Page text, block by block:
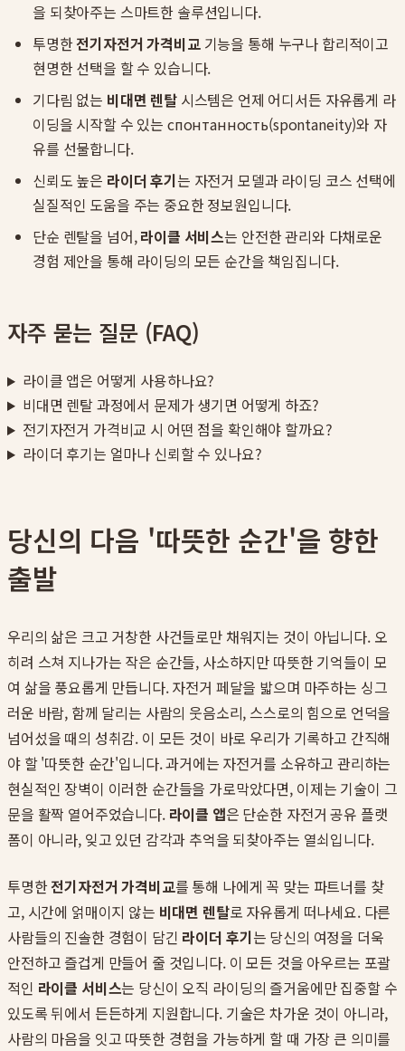
을 되찾아주는 스마트한 솔루션입니다.
투명한전기자전거 가격비교기능을 통해 누구나 합리적이고
현명한 선택을 할 수 있습니다.
기다림 없는 비대면 렌탈시스템은 언제 어디서든 자유롭게 라
이딩을 시작할 수 있는 спонтанность(spontaneity)와 자
유를 선물합니다.
신뢰도 높은 라이더 후기는 자전거 모델과 라이딩 코스 선택에
실질적인 도움을 주는 중요한 정보원입니다.
단순 렌탈을 넘어,라이클 서비스는 안전한 관리와 다채로운
경험 제안을 통해 라이딩의 모든 순간을 책임집니다.
자주 묻는 질문 (FAQ)
라이클 앱은 어떻게 사용하나요?
비대면 렌탈 과정에서 문제가 생기면 어떻게 하죠?
전기자전거 가격비교 시 어떤 점을 확인해야 할까요?
라이더 후기는 얼마나 신뢰할 수 있나요?
당신의 다음 '따뜻한 순간'을 향한
출발
우리의 삶은 크고 거창한 사건들로만 채워지는 것이 아닙니다. 오
히려 스쳐 지나가는 작은 순간들, 사소하지만 따뜻한 기억들이 모
여 삶을 풍요롭게 만듭니다. 자전거 페달을 밟으며 마주하는 싱그
러운 바람, 함께 달리는 사람의 웃음소리, 스스로의 힘으로 언덕을
넘어섰을 때의 성취감. 이 모든 것이 바로 우리가 기록하고 간직해
야 할 '따뜻한 순간'입니다. 과거에는 자전거를 소유하고 관리하는
현실적인 장벽이 이러한 순간들을 가로막았다면, 이제는 기술이 그
문을 활짝 열어주었습니다. 라이클 앱은 단순한 자전거 공유 플랫
폼이 아니라, 잊고 있던 감각과 추억을 되찾아주는 열쇠입니다.
투명한전기자전거 가격비교를 통해 나에게 꼭 맞는 파트너를 찾
고, 시간에 얽매이지 않는 비대면 렌탈로 자유롭게 떠나세요. 다른
사람들의 진솔한 경험이 담긴 라이더 후기는 당신의 여정을 더욱
안전하고 즐겁게 만들어 줄 것입니다. 이 모든 것을 아우르는 포괄
적인 라이클 서비스는 당신이 오직 라이딩의 즐거움에만 집중할 수
있도록 뒤에서 든든하게 지원합니다. 기술은 차가운 것이 아니라,
사람의 마음을 잇고 따뜻한 경험을 가능하게 할 때 가장 큰 의미를